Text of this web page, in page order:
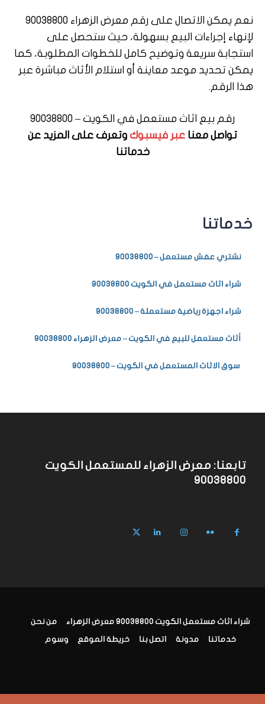
خدماتنا
نشتري عفش مستعمل – 90038800
شراء اثاث مستعمل في الكويت 90038800
شراء اجهزة رياضية مستعملة – 90038800
أثاث مستعمل للبيع في الكويت – معرض الزهراء 90038800
سوق الاثاث المستعمل في الكويت – 90038800
نعم يمكن الاتصال على رقم معرض الزهراء 90038800
لإنهاء إجراءات البيع بسهولة، حيث ستحصل على
استجابة سريعة وتوضيح كامل للخطوات المطلوبة، كما
يمكن تحديد موعد معاينة أو استلام الأثاث مباشرة عبر
هذا الرقم.
رقم بيع اثاث مستعمل في الكويت – 90038800
تواصل معنا عبر فيسبوك وتعرف على المزيد عن
خدماتنا
تابعنا: معرض الزهراء للمستعمل الكويت
90038800
شراء اثاث مستعمل الكويت 90038800 معرض الزهراء من نحن
خدماتنا مدونة اتصل بنا خريطة الموقع وسوم